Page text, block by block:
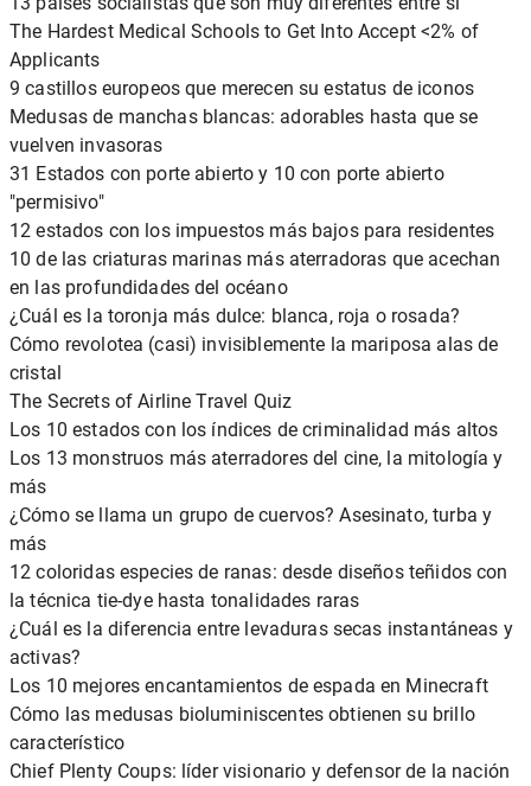
The Hardest Medical Schools to Get Into Accept <2% of
Applicants
9 castillos europeos que merecen su estatus de iconos
Medusas de manchas blancas: adorables hasta que se
vuelven invasoras
31 Estados con porte abierto y 10 con porte abierto
"permisivo"
12 estados con los impuestos más bajos para residentes
10 de las criaturas marinas más aterradoras que acechan
en las profundidades del océano
¿Cuál es la toronja más dulce: blanca, roja o rosada?
Cómo revolotea (casi) invisiblemente la mariposa alas de
cristal
The Secrets of Airline Travel Quiz
Los 10 estados con los índices de criminalidad más altos
Los 13 monstruos más aterradores del cine, la mitología y
más
¿Cómo se llama un grupo de cuervos? Asesinato, turba y
más
12 coloridas especies de ranas: desde diseños teñidos con
la técnica tie-dye hasta tonalidades raras
¿Cuál es la diferencia entre levaduras secas instantáneas y
activas?
Los 10 mejores encantamientos de espada en Minecraft
Cómo las medusas bioluminiscentes obtienen su brillo
característico
Chief Plenty Coups: líder visionario y defensor de la nación